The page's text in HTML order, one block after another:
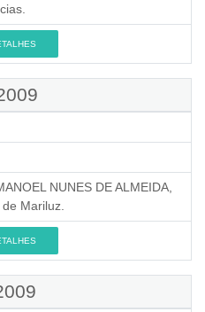
NUNES DE ALMEIDA,
Mariluz.